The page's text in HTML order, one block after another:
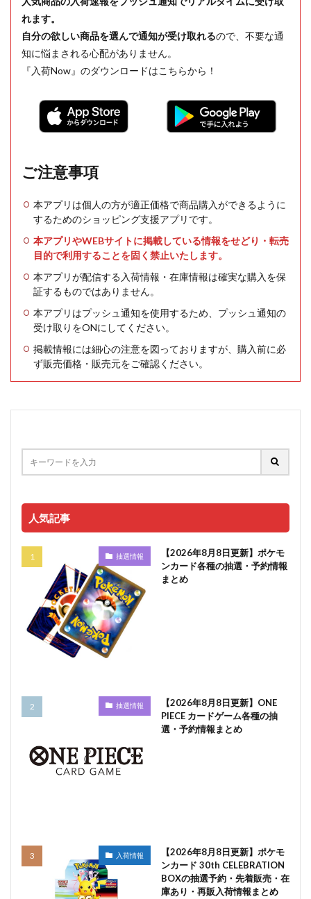
れます。
自分の欲しい商品を選んで通知が受け取れるので、不要な通
知に悩まされる心配がありません。
『入荷Now』のダウンロードはこちらから！
ご注意事項
本アプリは個人の方が適正価格で商品購入ができるように
するためのショッピング支援アプリです。
本アプリやWEBサイトに掲載している情報をせどり・転売
目的で利用することを固く禁止いたします。
本アプリが配信する入荷情報・在庫情報は確実な購入を保
証するものではありません。
本アプリはプッシュ通知を使用するため、プッシュ通知の
受け取りをONにしてください。
掲載情報には細心の注意を図っておりますが、購入前に必
ず販売価格・販売元をご確認ください。
人気記事
抽選情報
【2026年8月8日更新】ポケモ
ンカード各種の抽選・予約情報
まとめ
抽選情報
【2026年8月8日更新】ONE
PIECE カードゲーム各種の抽
選・予約情報まとめ
入荷情報
【2026年8月8日更新】ポケモ
ンカード 30th CELEBRATION
BOXの抽選予約・先着販売・在
庫あり・再販入荷情報まとめ